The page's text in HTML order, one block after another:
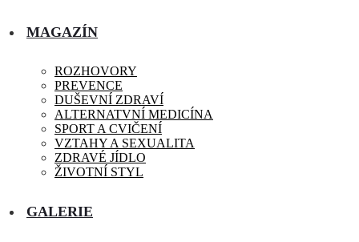
MAGAZÍN
ROZHOVORY
PREVENCE
DUŠEVNÍ ZDRAVÍ
ALTERNATVNÍ MEDICÍNA
SPORT A CVIČENÍ
VZTAHY A SEXUALITA
ZDRAVÉ JÍDLO
ŽIVOTNÍ STYL
GALERIE